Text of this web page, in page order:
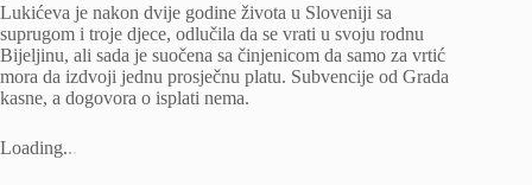
Lukićeva je nakon dvije godine života u Sloveniji sa
suprugom i troje djece, odlučila da se vrati u svoju rodnu
Bijeljinu, ali sada je suočena sa činjenicom da samo za vrtić
mora da izdvoji jednu prosječnu platu. Subvencije od Grada
kasne, a dogovora o isplati nema.
Loading...